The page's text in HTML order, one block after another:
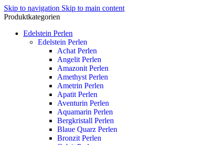
Skip to navigation Skip to main content
Produktkategorien
Edelstein Perlen
Edelstein Perlen
Achat Perlen
Angelit Perlen
Amazonit Perlen
Amethyst Perlen
Ametrin Perlen
Apatit Perlen
Aventurin Perlen
Aquamarin Perlen
Bergkristall Perlen
Blaue Quarz Perlen
Bronzit Perlen